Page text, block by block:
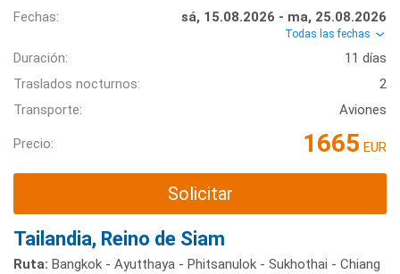
Fechas:
sá, 15.08.2026 - ma, 25.08.2026
Todas las fechas
Duración:
11 días
Traslados nocturnos:
2
Transporte:
Aviones
Precio: 1665 EUR
Solicitar
Tailandia, Reino de Siam
Ruta: Bangkok - Ayutthaya - Phitsanulok - Sukhothai - Chiang